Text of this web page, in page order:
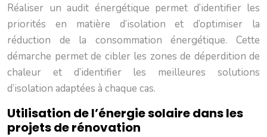
Réaliser un audit énergétique permet d’identifier les
priorités en matière d’isolation et d’optimiser la
réduction de la consommation énergétique. Cette
démarche permet de cibler les zones de déperdition de
chaleur et d’identifier les meilleures solutions
d’isolation adaptées à chaque cas.
Utilisation de l’énergie solaire dans les
projets de rénovation